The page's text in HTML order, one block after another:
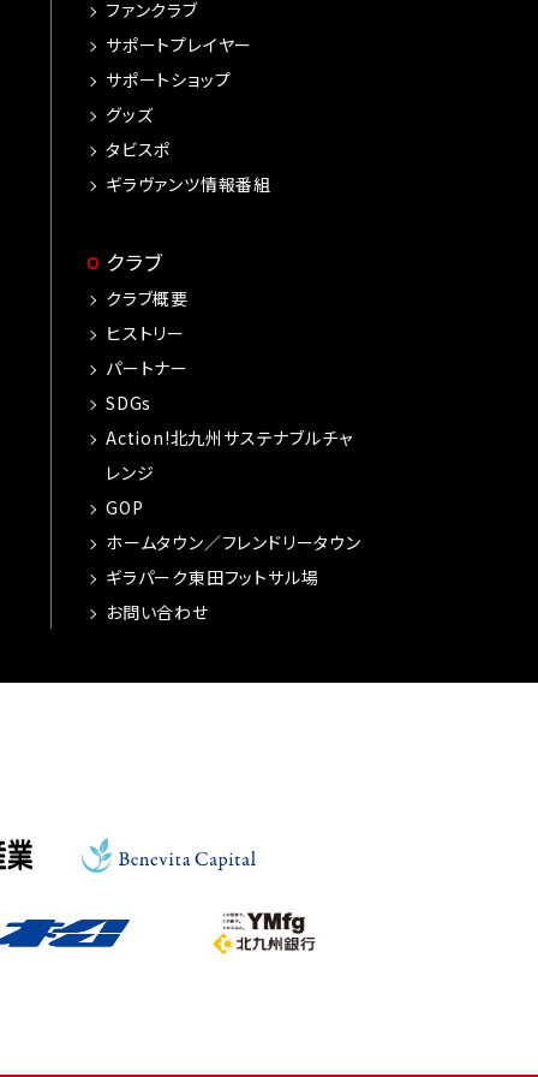
ファンクラブ
サポートプレイヤー
サポートショップ
グッズ
タビスポ
ギラヴァンツ情報番組
クラブ
クラブ概要
ヒストリー
パートナー
SDGs
Action!北九州サステナブルチャ
レンジ
GOP
ホームタウン／フレンドリータウン
ギラパーク東田フットサル場
お問い合わせ